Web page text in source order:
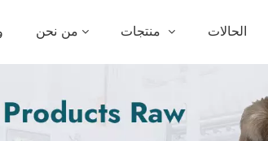
من نحن الحالات